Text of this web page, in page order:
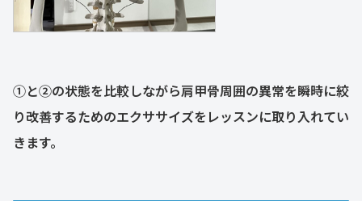
➀と②の状態を比較しながら肩甲骨周囲の異常を瞬時に絞
り改善するためのエクササイズをレッスンに取り入れてい
きます。